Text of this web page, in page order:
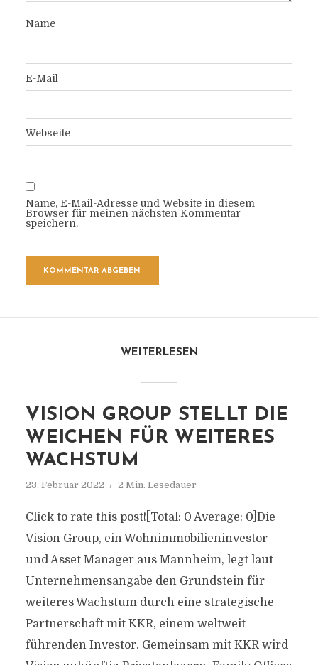
Name
E-Mail
Webseite
Name, E-Mail-Adresse und Website in diesem
Browser für meinen nächsten Kommentar
speichern.
WEITERLESEN
VISION GROUP STELLT DIE
WEICHEN FÜR WEITERES
WACHSTUM
23. Februar 2022 2 Min. Lesedauer
Click to rate this post![Total: 0 Average: 0]Die
Vision Group, ein Wohnimmobilieninvestor
und Asset Manager aus Mannheim, legt laut
Unternehmensangabe den Grundstein für
weiteres Wachstum durch eine strategische
Partnerschaft mit KKR, einem weltweit
führenden Investor. Gemeinsam mit KKR wird